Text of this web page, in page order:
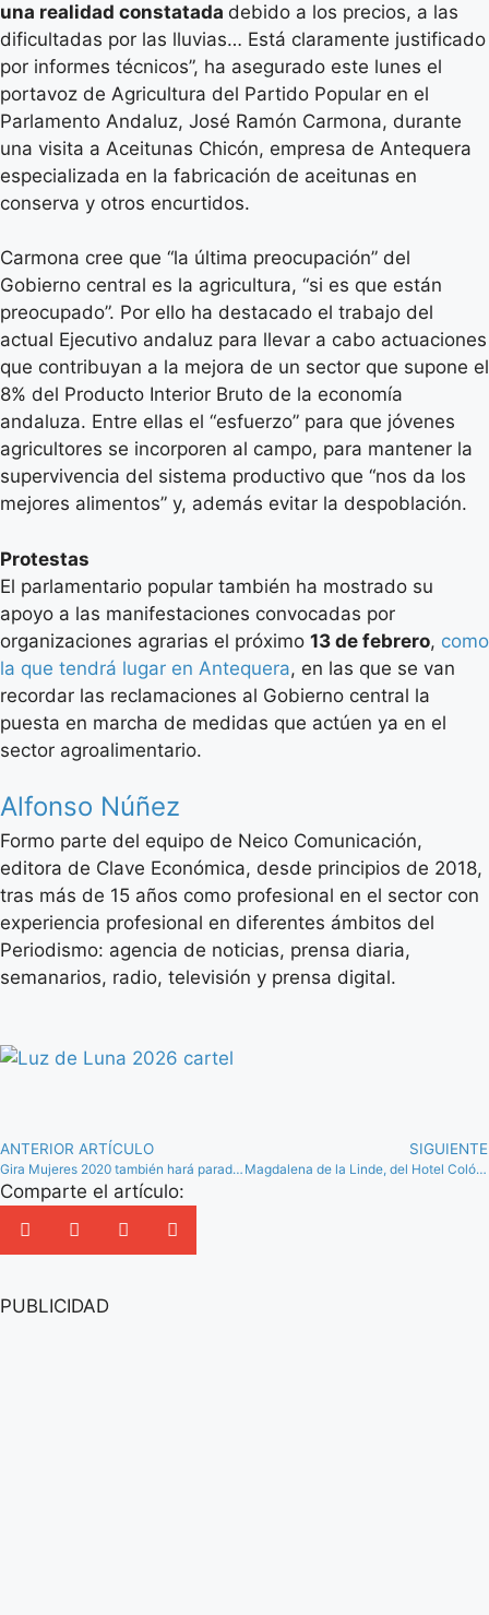
una realidad constatada debido a los precios, a las
dificultadas por las lluvias… Está claramente justificado
por informes técnicos”, ha asegurado este lunes el
portavoz de Agricultura del Partido Popular en el
Parlamento Andaluz, José Ramón Carmona, durante
una visita a Aceitunas Chicón, empresa de Antequera
especializada en la fabricación de aceitunas en
conserva y otros encurtidos.
Carmona cree que “la última preocupación” del
Gobierno central es la agricultura, “si es que están
preocupado”. Por ello ha destacado el trabajo del
actual Ejecutivo andaluz para llevar a cabo actuaciones
que contribuyan a la mejora de un sector que supone el
8% del Producto Interior Bruto de la economía
andaluza. Entre ellas el “esfuerzo” para que jóvenes
agricultores se incorporen al campo, para mantener la
supervivencia del sistema productivo que “nos da los
mejores alimentos” y, además evitar la despoblación.
Protestas
El parlamentario popular también ha mostrado su
apoyo a las manifestaciones convocadas por
organizaciones agrarias el próximo 13 de febrero, como
la que tendrá lugar en Antequera, en las que se van
recordar las reclamaciones al Gobierno central la
puesta en marcha de medidas que actúen ya en el
sector agroalimentario.
Alfonso Núñez
Formo parte del equipo de Neico Comunicación,
editora de Clave Económica, desde principios de 2018,
tras más de 15 años como profesional en el sector con
experiencia profesional en diferentes ámbitos del
Periodismo: agencia de noticias, prensa diaria,
semanarios, radio, televisión y prensa digital.
ANTERIOR ARTÍCULO
Gira Mujeres 2020 también hará parada en Almargen, Antequera y Villanueva del Rosario
SIGUIENTE
Magdalena de la Linde, del Hotel Colón, y el promotor inmobiliario Román Mejías, Efebo de Antequera
Comparte el artículo:
PUBLICIDAD